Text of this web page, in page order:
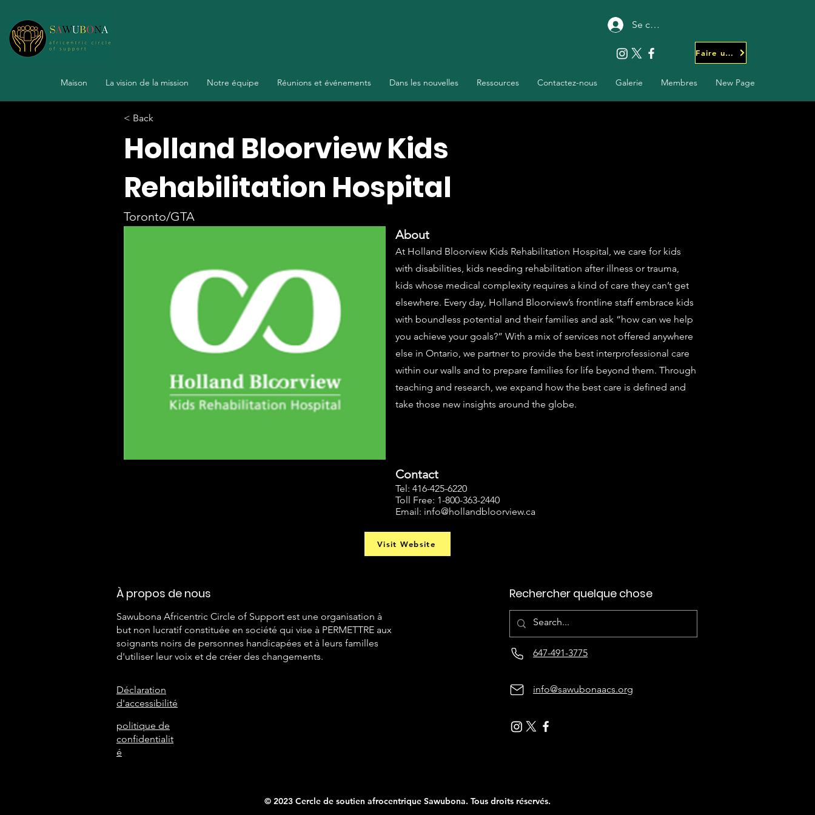
Se connecter
Faire un don
Maison La vision de la mission Notre équipe Réunions et événements Dans les nouvelles Ressources Contactez-nous Galerie Membres New Page
< Back
Holland Bloorview Kids
Rehabilitation Hospital
Toronto/GTA
About
At Holland Bloorview Kids Rehabilitation Hospital, we care for kids
with disabilities, kids needing rehabilitation after illness or trauma,
kids whose medical complexity requires a kind of care they can’t get
elsewhere. Every day, Holland Bloorview’s frontline staff embrace kids
with boundless potential and their families and ask “how can we help
you achieve your goals?” With a mix of services not offered anywhere
else in Ontario, we partner to provide the best interprofessional care
within our walls and to prepare families for life beyond them. Through
teaching and research, we expand how the best care is defined and
take those new insights around the globe.
Contact
Tel: 416-425-6220
Toll Free: 1-800-363-2440
Email: info@hollandbloorview.ca
Visit Website
À propos de nous
Sawubona Africentric Circle of Support est une organisation à
but non lucratif constituée en société qui vise à PERMETTRE aux
soignants noirs de personnes handicapées et à leurs familles
d'utiliser leur voix et de créer des changements.
Déclaration
d'accessibilité
politique de
confidentialit
é
Rechercher quelque chose
647-491-3775
info@sawubonaacs.org
© 2023 Cercle de soutien afrocentrique Sawubona. Tous droits réservés.